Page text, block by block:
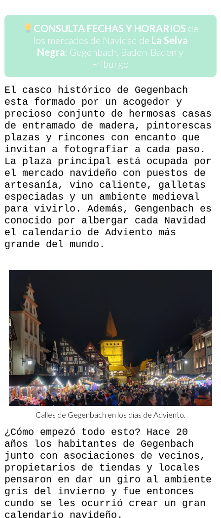
CONSULTA FECHAS Y HORARIOS de
los mercados de Navidad de La Selva
Negra: Gegenbach, Baden-Baden y
Friburgo
El casco histórico de Gegenbach
esta formado por un acogedor y
precioso conjunto de hermosas casas
de entramado de madera, pintorescas
plazas y rincones con encanto que
invitan a fotografiar a cada paso.
La plaza principal está ocupada por
el mercado navideño con puestos de
artesanía, vino caliente, galletas
especiadas y un ambiente medieval
para vivirlo. Además, Gengenbach es
conocido por albergar cada Navidad
el calendario de Adviento más
grande del mundo.
Calles de Gegenbach en los días de Adviento.
¿Cómo empezó todo esto? Hace 20
años los habitantes de Gegenbach
junto con asociaciones de vecinos,
propietarios de tiendas y locales
pensaron en dar un giro al ambiente
gris del invierno y fue entonces
cundo se les ocurrió crear un gran
calendario navideño.